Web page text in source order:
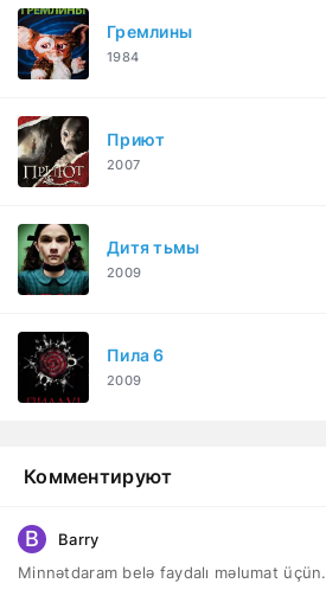
Гремлины
1984
Приют
2007
Дитя тьмы
2009
Пила 6
2009
Комментируют
B Barry
Minnətdaram belə faydalı məlumat üçün.